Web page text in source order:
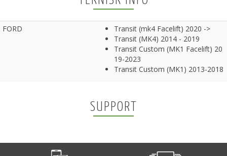
FORD
Transit (mk4 Facelift) 2020 ->
Transit (MK4) 2014 - 2019
Transit Custom (MK1 Facelift) 20
19-2023
Transit Custom (MK1) 2013-2018
SUPPORT